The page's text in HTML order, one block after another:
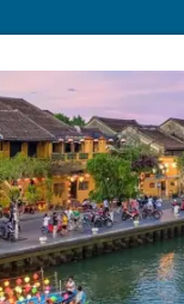
Du
Du